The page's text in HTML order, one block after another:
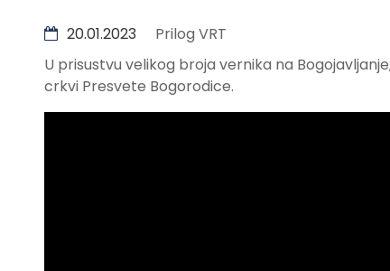
20.01.2023
Prilog VRT
U prisustvu velikog broja vernika na
crkvi Presvete Bogorodice.